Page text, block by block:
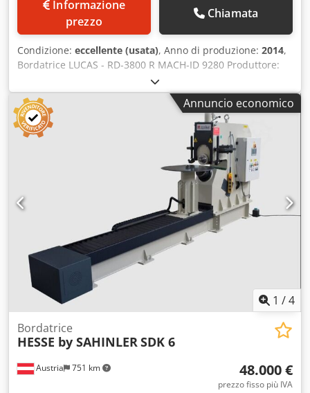
prezzo
Chiamata
Condizione: eccellente (usata), Anno di produzione: 2014,
Bordatrice LUCAS - RD-3800 R MACH-ID 9280 Produttore:
LUCAS Modello: RD-3800 R Controllo: Siemens Simatic
Anno di costruzione: 2014 Diametro massimo: 3800 mm
Diametro minimo: 710 mm Spessore fino a 40 N/mm²: 6
mm Spessore fino a 30 N/mm²: 8 mm Spessore fino a 70
N/mm²: 5 mm Altezza della bordatura: 90 mm Velocità
operativa per lavorazione bordi: 0–20 m/min Velocità
operativa di taglio: 0–30 m/min Set di utensili incluso
Chjdpfx Absxta E Rjioa Nota bene: Le informazioni
riportate su questa pagina sono state raccolte secondo il
nostro miglior sapere e, ove possibile, direttamente dal
costruttore. I dati vengono forniti in buona fede ma non ne
può essere garantita l'esattezza. Di conseguenza, non
costituiscono rappresentanza o condizioni contrattuali.
Raccomandiamo di verificare tutti i dettagli importanti.
Annuncio economico
1 /4
Austria 751 km
Bordatrice
HESSE by SAHINLERSDK 6
48.000 €
prezzo fisso più IVA